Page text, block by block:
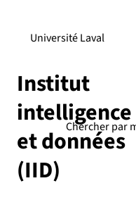
Institut
intelligence
et données
(IID)
Université Laval